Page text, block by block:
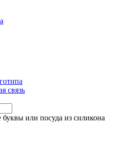
связь
или посуда из силикона